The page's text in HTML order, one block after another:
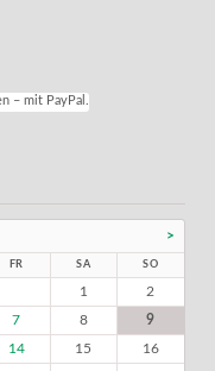
>
FR SA SO
1
2
7 8
9
14 15
16